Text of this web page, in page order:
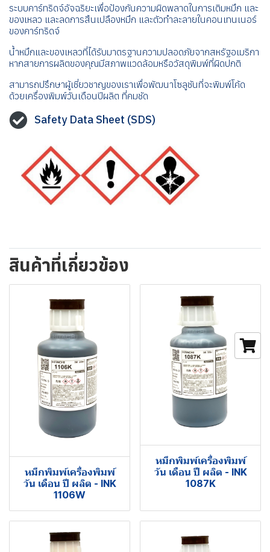
ระบบคาร์ทริดจ์อัจฉริยะเพื่อป้องกันความผิดพลาดในการเติมหมึก และ
ของเหลว และลดการสิ้นเปลืองหมึก และตัวทำละลายในคอนเทนเนอร์
ของคาร์ทริดจ์
น้ำหมึกและของเหลวที่ได้รับมาตรฐานความปลอดภัยจากสหรัฐอเมริกา
หากสายการผลิตของคุณมีสภาพแวดล้อมหรือวัสดุพิมพ์ที่ผิดปกติ
สามารถปรึกษาผู้เชี่ยวชาญของเราเพื่อพัฒนาโซลูชันที่จะพิมพ์โค้ด
ด้วยเครื่องพิมพ์วันเดือนปีผลิต ที่คมชัด
Safety Data Sheet (SDS)
สินค้าที่เกี่ยวข้อง
หมึกพิมพ์เครื่องพิมพ์
วัน เดือน ปี ผลิต - INK
1106W
หมึกพิมพ์เครื่องพิมพ์
วัน เดือน ปี ผลิต - INK
1087K